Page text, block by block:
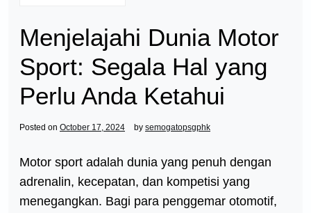
Menjelajahi Dunia Motor
Sport: Segala Hal yang
Perlu Anda Ketahui
Posted on October 17, 2024 by semogatopsgphk
Motor sport adalah dunia yang penuh dengan
adrenalin, kecepatan, dan kompetisi yang
menegangkan. Bagi para penggemar otomotif,